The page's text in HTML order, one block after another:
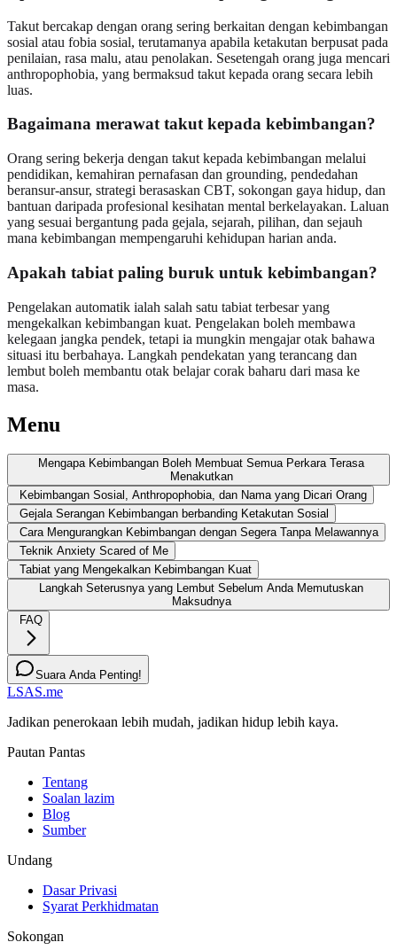
Takut bercakap dengan orang sering berkaitan dengan kebimbangan
sosial atau fobia sosial, terutamanya apabila ketakutan berpusat pada
penilaian, rasa malu, atau penolakan. Sesetengah orang juga mencari
anthropophobia, yang bermaksud takut kepada orang secara lebih
luas.
Bagaimana merawat takut kepada kebimbangan?
Orang sering bekerja dengan takut kepada kebimbangan melalui
pendidikan, kemahiran pernafasan dan grounding, pendedahan
beransur-ansur, strategi berasaskan CBT, sokongan gaya hidup, dan
bantuan daripada profesional kesihatan mental berkelayakan. Laluan
yang sesuai bergantung pada gejala, sejarah, pilihan, dan sejauh
mana kebimbangan mempengaruhi kehidupan harian anda.
Apakah tabiat paling buruk untuk kebimbangan?
Pengelakan automatik ialah salah satu tabiat terbesar yang
mengekalkan kebimbangan kuat. Pengelakan boleh membawa
kelegaan jangka pendek, tetapi ia mungkin mengajar otak bahawa
situasi itu berbahaya. Langkah pendekatan yang terancang dan
lembut boleh membantu otak belajar corak baharu dari masa ke
masa.
Menu
Mengapa Kebimbangan Boleh Membuat Semua Perkara Terasa
Menakutkan
Kebimbangan Sosial, Anthropophobia, dan Nama yang Dicari Orang
Gejala Serangan Kebimbangan berbanding Ketakutan Sosial
Cara Mengurangkan Kebimbangan dengan Segera Tanpa Melawannya
Teknik Anxiety Scared of Me
Tabiat yang Mengekalkan Kebimbangan Kuat
Langkah Seterusnya yang Lembut Sebelum Anda Memutuskan
Maksudnya
FAQ
Suara Anda Penting!
LSAS.me
Jadikan penerokaan lebih mudah, jadikan hidup lebih kaya.
Pautan Pantas
Tentang
Soalan lazim
Blog
Sumber
Undang
Dasar Privasi
Syarat Perkhidmatan
Sokongan